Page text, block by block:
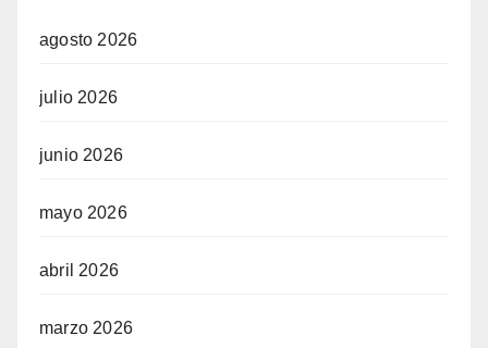
agosto 2026
julio 2026
junio 2026
mayo 2026
abril 2026
marzo 2026